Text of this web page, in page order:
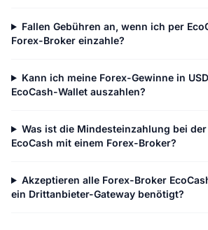
Fallen Gebühren an, wenn ich per
Forex-Broker einzahle?
Kann ich meine Forex-Gewinne in
EcoCash-Wallet auszahlen?
Was ist die Mindesteinzahlung bei
EcoCash mit einem Forex-Broker?
Akzeptieren alle Forex-Broker
ein Drittanbieter-Gateway benötigt?